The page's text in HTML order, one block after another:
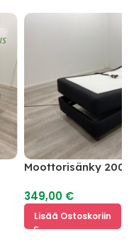
Moottorisänky 200
349,00 €
Lisää Ostoskoriin